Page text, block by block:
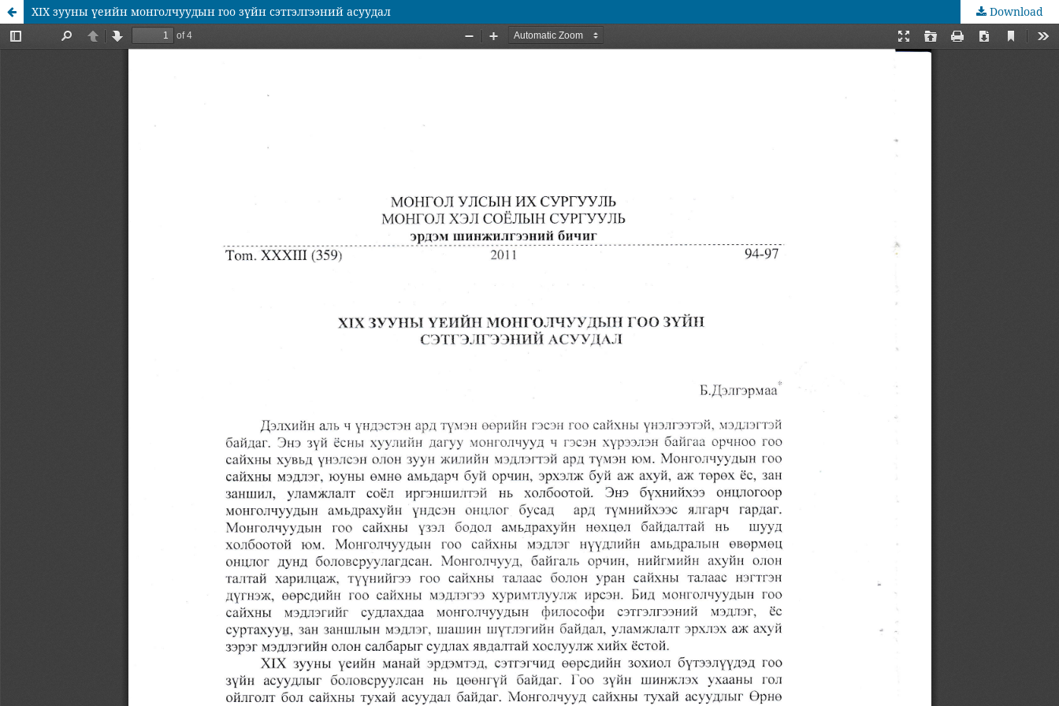
XIX зууны үеийн монголчуудын гоо зүйн сэтгэлгээний асуудал Download